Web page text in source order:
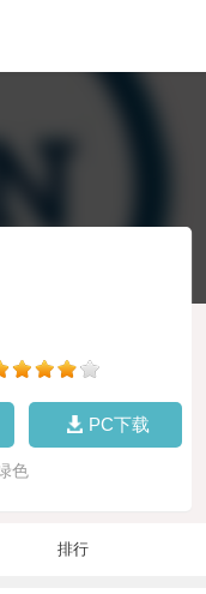
PC下载
色
排行